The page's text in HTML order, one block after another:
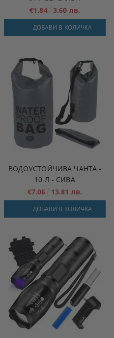
€1.84 3.60 лв.
ДОБАВИ В КОЛИЧКА
ВОДОУСТОЙЧИВА ЧАНТА -
10 Л - СИВА
€7.06
13.81 лв.
ДОБАВИ В КОЛИЧКА